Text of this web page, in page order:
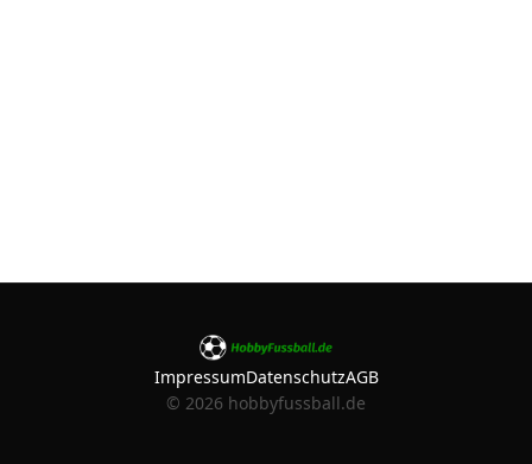
ImpressumDatenschutzAGB
© 2026 hobbyfussball.de